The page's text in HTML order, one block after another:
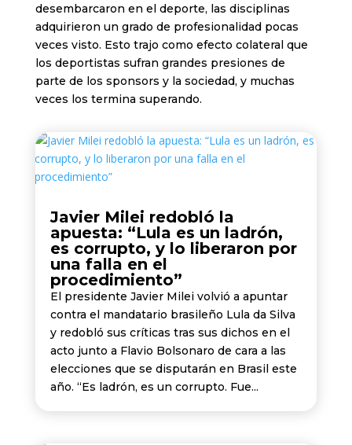
desembarcaron en el deporte, las disciplinas
adquirieron un grado de profesionalidad pocas
veces visto. Esto trajo como efecto colateral que
los deportistas sufran grandes presiones de
parte de los sponsors y la sociedad, y muchas
veces los termina superando.
Javier Milei redobló la
apuesta: “Lula es un ladrón,
es corrupto, y lo liberaron por
una falla en el
procedimiento”
El presidente Javier Milei volvió a apuntar
contra el mandatario brasileño Lula da Silva
y redobló sus críticas tras sus dichos en el
acto junto a Flavio Bolsonaro de cara a las
elecciones que se disputarán en Brasil este
año. “Es ladrón, es un corrupto. Fue...